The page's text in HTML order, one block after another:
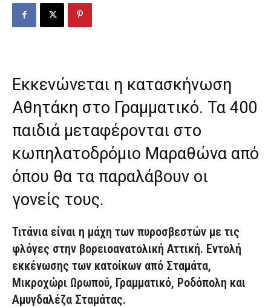
Εκκενώνεται η κατασκήνωση
Αθητάκη στο Γραμματικό. Τα 400
παιδιά μεταφέρονται στο
κωπηλατοδρόμιο Μαραθώνα από
όπου θα τα παραλάβουν οι
γονείς τους.
Τιτάνια είναι η μάχη των πυροσβεστών με τις
φλόγες στην βορειοανατολική Αττική. Εντολή
εκκένωσης των κατοίκων από Σταμάτα,
Μικροχώρι Ωρωπού, Γραμματικό, Ροδόπολη και
Αμυγδαλέζα Σταμάτας.